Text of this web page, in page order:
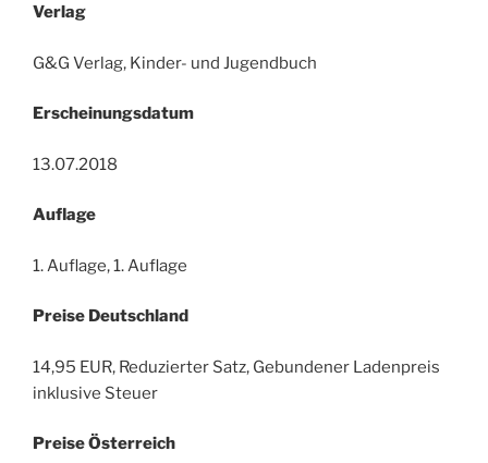
Verlag
G&G Verlag, Kinder- und Jugendbuch
Erscheinungsdatum
13.07.2018
Auflage
1. Auflage, 1. Auflage
Preise Deutschland
14,95 EUR, Reduzierter Satz, Gebundener Ladenpreis
inklusive Steuer
Preise Österreich